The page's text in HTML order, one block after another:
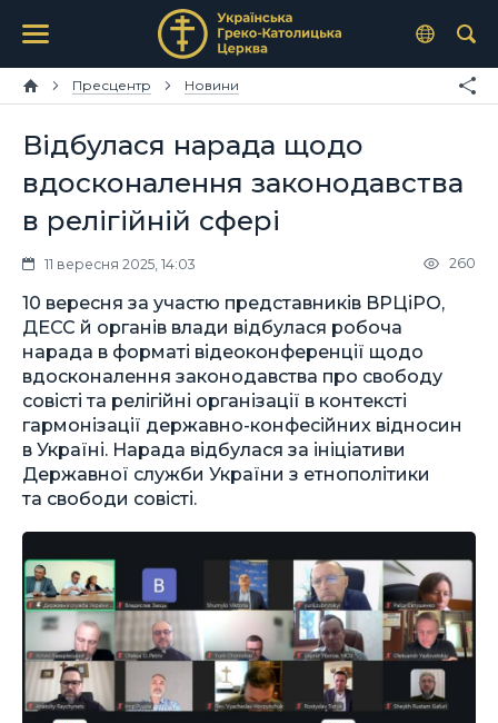
Пресцентр Новини
Відбулася нарада щодо
вдосконалення законодавства
в релігійній сфері
11 вересня 2025, 14:03 260
10 вересня за участю представників ВРЦіРО,
ДЕСС й органів влади відбулася робоча
нарада в форматі відеоконференції щодо
вдосконалення законодавства про свободу
совісті та релігійні організації в контексті
гармонізації державно-конфесійних відносин
в Україні. Нарада відбулася за ініціативи
Державної служби України з етнополітики
та свободи совісті.